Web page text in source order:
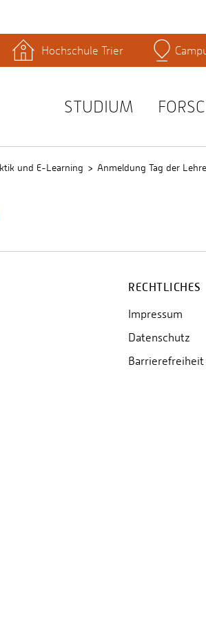
Hochschule Trier
STUDIUM
und E-Learning Anmeldung Tag der Lehre
RECHTLICHES
Impressum
Datenschutz
Barrierefreiheit